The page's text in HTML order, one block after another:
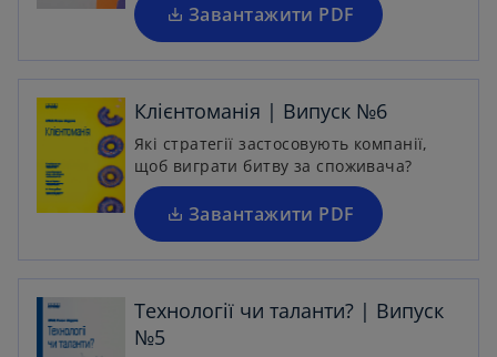
Завантажити PDF
a
n
a
b
Клієнтоманія | Випуск №6
Які стратегії застосовують компанії,
щоб виграти битву за споживача?
Завантажити PDF
o
n
i
n
a
n
t
Технології чи таланти? | Випуск
№5
p